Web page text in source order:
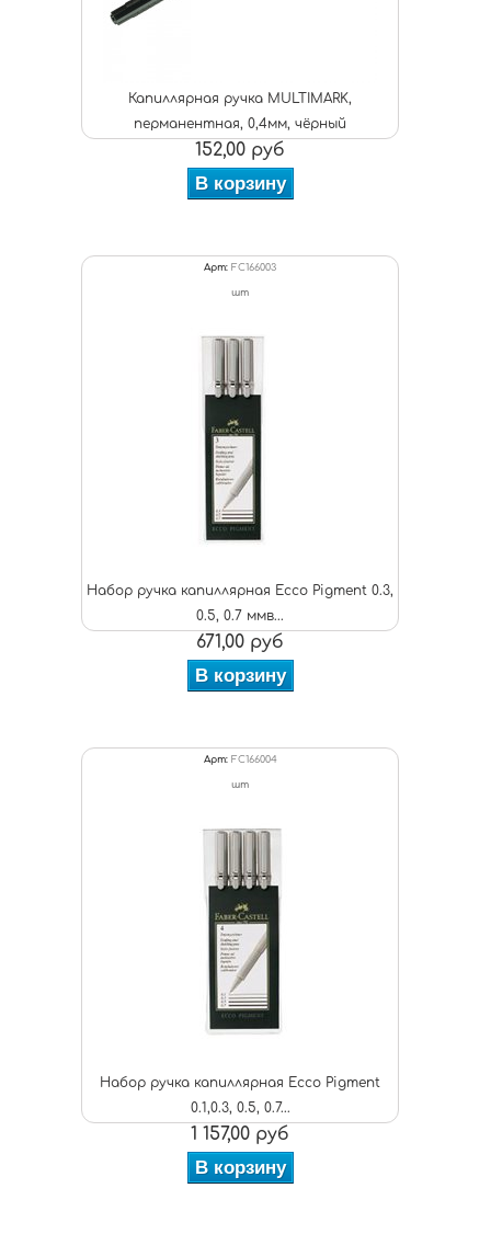
Капиллярная ручка MULTIMARK,
перманентная, 0,4мм, чёрный
152,00 руб
В корзину
Арт: FC166003
шт
Набор ручка капиллярная Ecco Pigment 0.3,
0.5, 0.7 ммв...
671,00 руб
В корзину
Арт: FC166004
шт
Набор ручка капиллярная Ecco Pigment
0.1,0.3, 0.5, 0.7...
1 157,00 руб
В корзину